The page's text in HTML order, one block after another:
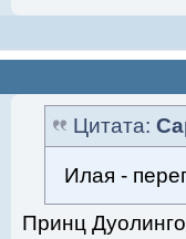
Цитата:
Илая -
Принц